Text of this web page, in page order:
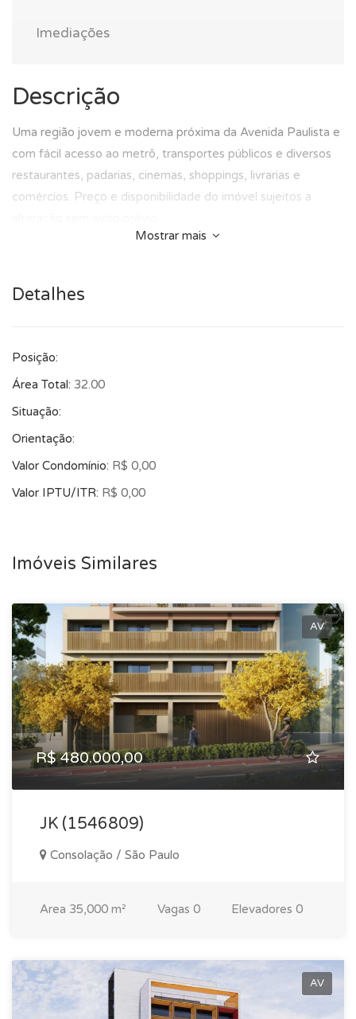
Imediações
Descrição
Uma região jovem e moderna próxima da Avenida Paulista e
com fácil acesso ao metrô, transportes públicos e diversos
restaurantes, padarias, cinemas, shoppings, livrarias e
comércios. Preço e disponibilidade do imóvel sujeitos a
Mostrar mais
Detalhes
Posição:
Área Total: 32.00
Situação:
Orientação:
Valor Condomínio: R$ 0,00
Valor IPTU/ITR: R$ 0,00
Imóveis Similares
AV
R$ 480.000,00
JK (1546809)
Consolação / São Paulo
Area 35,000 m² Vagas 0 Elevadores 0
AV